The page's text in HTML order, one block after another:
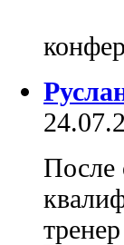
После